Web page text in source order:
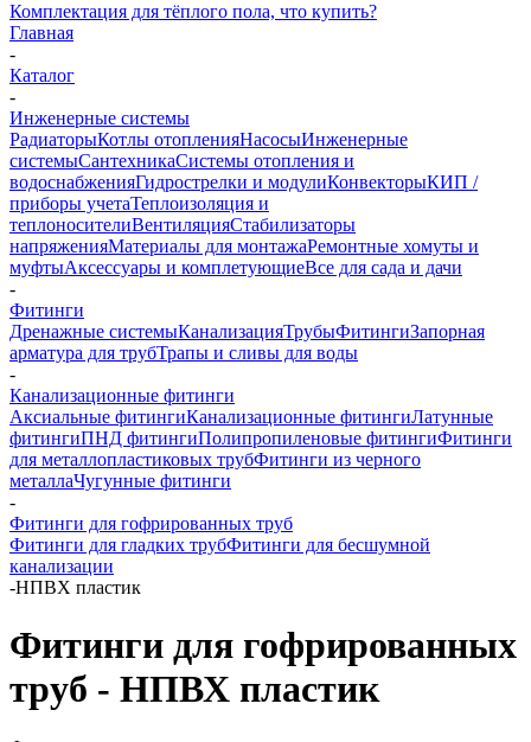
Комплектация для тёплого пола, что купить?
Главная
-
Каталог
-
Инженерные системы
РадиаторыКотлы отопленияНасосыИнженерные
системыСантехникаСистемы отопления и
водоснабженияГидрострелки и модулиКонвекторыКИП /
приборы учетаТеплоизоляция и
теплоносителиВентиляцияСтабилизаторы
напряженияМатериалы для монтажаРемонтные хомуты и
муфтыАксессуары и комплетующиеВсе для сада и дачи
-
Фитинги
Дренажные системыКанализацияТрубыФитингиЗапорная
арматура для трубТрапы и сливы для воды
-
Канализационные фитинги
Аксиальные фитингиКанализационные фитингиЛатунные
фитингиПНД фитингиПолипропиленовые фитингиФитинги
для металлопластиковых трубФитинги из черного
металлаЧугунные фитинги
-
Фитинги для гофрированных труб
Фитинги для гладких трубФитинги для бесшумной
канализации
-НПВХ пластик
Фитинги для гофрированных
труб - НПВХ пластик